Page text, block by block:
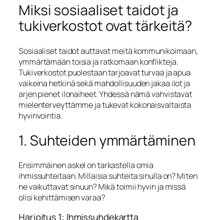
Miksi sosiaaliset taidot ja
tukiverkostot ovat tärkeitä?
Sosiaaliset taidot auttavat meitä kommunikoimaan,
ymmärtämään toisia ja ratkomaan konflikteja.
Tukiverkostot puolestaan tarjoavat turvaa ja apua
vaikeina hetkinä sekä mahdollisuuden jakaa ilot ja
arjen pienet ilonaiheet. Yhdessä nämä vahvistavat
mielenterveyttämme ja tukevat kokonaisvaltaista
hyvinvointia.
1. Suhteiden ymmärtäminen
Ensimmäinen askel on tarkastella omia
ihmissuhteitaan. Millaisia suhteita sinulla on? Miten
ne vaikuttavat sinuun? Mikä toimii hyvin ja missä
olisi kehittämisen varaa?
Harjoitus 1: Ihmissuhdekartta